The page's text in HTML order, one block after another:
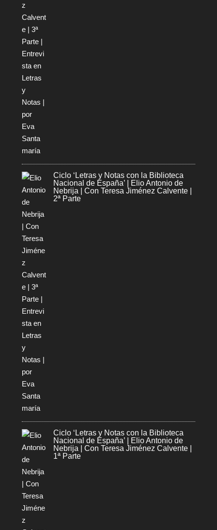
Ciclo ‘Letras y Notas con la Biblioteca
Nacional de España’ | Elio Antonio de
Nebrija | Con Teresa Jiménez Calvente |
2ª Parte
Ciclo ‘Letras y Notas con la Biblioteca
Nacional de España’ | Elio Antonio de
Nebrija | Con Teresa Jiménez Calvente |
1ª Parte